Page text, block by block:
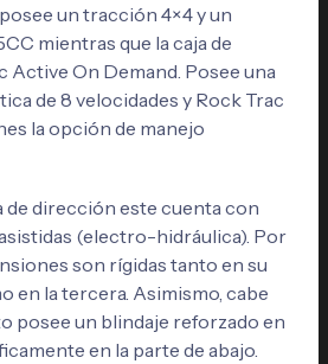
un tracción 4×4 y un
mientras que la caja de
Active On Demand. Posee una
de 8 velocidades y Rock Trac
la opción de manejo
de dirección este cuenta con
(electro-hidráulica). Por
son rígidas tanto en su
en la tercera. Asimismo, cabe
posee un blindaje reforzado en
en la parte de abajo.